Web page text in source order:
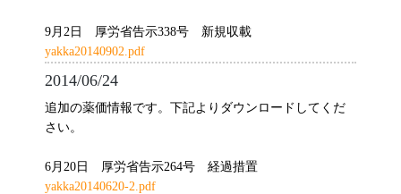
9月2日 厚労省告示338号 新規収載
yakka20140902.pdf
2014/06/24
追加の薬価情報です。下記よりダウンロードしてくだ
さい。
6月20日 厚労省告示264号 経過措置
yakka20140620-2.pdf